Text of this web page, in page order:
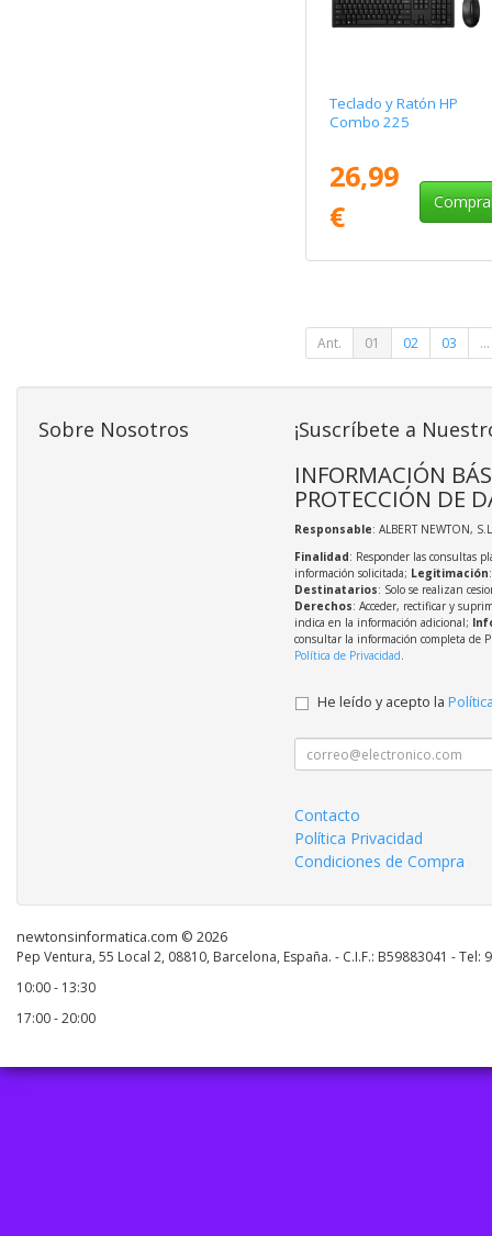
Teclado y Ratón HP
Combo 225
26,99
€
Ant. 01 02 03 ...
Sobre Nosotros ¡Suscríbete a
INFORMACIÓN
PROTECCIÓN DE
Responsable: ALBERT NEWTON,
Finalidad: Responder las consultas
información solicitada; Legitimación
Destinatarios: Solo se realizan
Derechos: Acceder, rectificar y
indica en la información adicional;
consultar la información completa de
Política de Privacidad.
He leído y acepto la
Contacto
Política Privacidad
Condiciones de Compra
newtonsinformatica.com © 2026
Pep Ventura, 55 Local 2, 08810, Barcelona, España. - C.I.F.: B59883041 - Tel:
10:00 - 13:30
17:00 - 20:00